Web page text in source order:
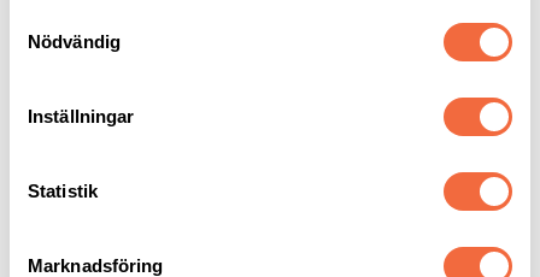
Nödvändig
Inställningar
Statistik
Marknadsföring
Utbildning